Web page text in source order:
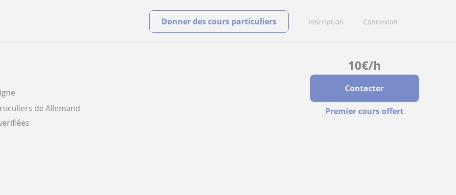
Inscription Connexion
Donner des cours particuliers
10€/h
Contacter
Premier cours offert
de Allemand